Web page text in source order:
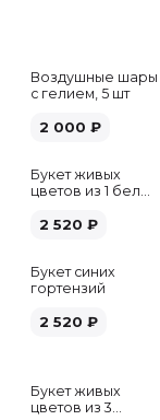
Воздушные шары
с гелием, 5 шт
2 000 ₽
Букет живых
цветов из 1 белой
2 520 ₽
Букет синих
гортензий
2 520 ₽
Букет живых
цветов из 3